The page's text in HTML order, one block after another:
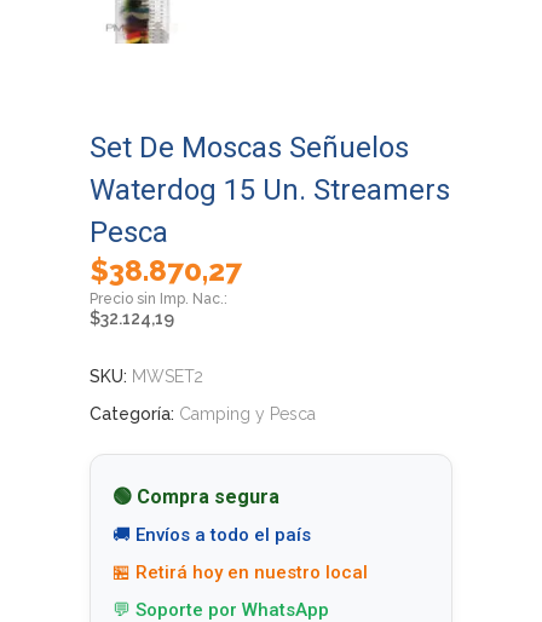
Set De Moscas Señuelos
Waterdog 15 Un. Streamers
Pesca
$38.870,27
$32.124,19
SKU: MWSET2
Categoría: Camping y Pesca
🟢 Compra segura
🚚 Envíos a todo el país
🏪 Retirá hoy en nuestro local
💬 Soporte por WhatsApp